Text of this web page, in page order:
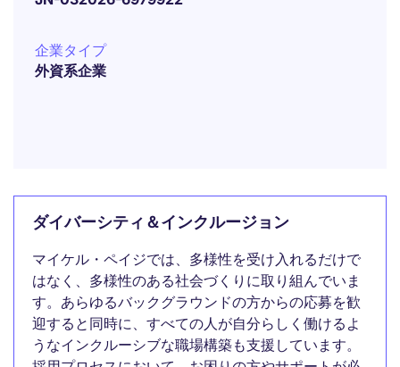
企業タイプ
外資系企業
ダイバーシティ＆インクルージョン
マイケル・ペイジでは、多様性を受け入れるだけで
はなく、多様性のある社会づくりに取り組んでいま
す。あらゆるバックグラウンドの方からの応募を歓
迎すると同時に、すべての人が自分らしく働けるよ
うなインクルーシブな職場構築も支援しています。